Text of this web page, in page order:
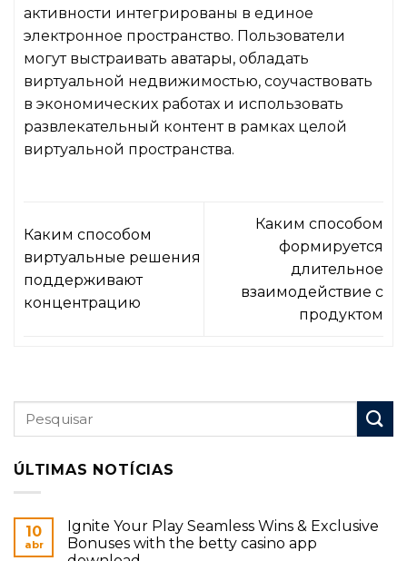
активности интегрированы в единое
электронное пространство. Пользователи
могут выстраивать аватары, обладать
виртуальной недвижимостью, соучаствовать
в экономических работах и использовать
развлекательный контент в рамках целой
виртуальной пространства.
Каким способом
виртуальные решения
поддерживают
концентрацию
Каким способом
формируется
длительное
взаимодействие с
продуктом
ÚLTIMAS NOTÍCIAS
10
abr
Ignite Your Play Seamless Wins & Exclusive
Bonuses with the betty casino app